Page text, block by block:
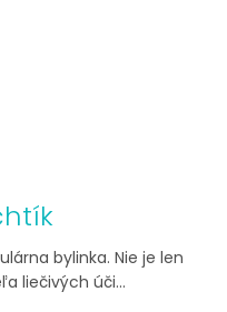
bylinka. Nie je len
liečivých úči...